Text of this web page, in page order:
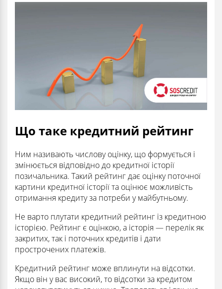
Що таке кредитний рейтинг
Ним називають числову оцінку, що формується і
змінюється відповідно до кредитної історії
позичальника. Такий рейтинг дає оцінку поточної
картини кредитної історії та оцінює можливість
отримання кредиту за потреби у майбутньому.
Не варто плутати кредитний рейтинг із кредитною
історією. Рейтинг є оцінкою, а історія — перелік як
закритих, так і поточних кредитів і дати
прострочених платежів.
Кредитний рейтинг може вплинути на відсотки.
Якщо він у вас високий, то відсотки за кредитом